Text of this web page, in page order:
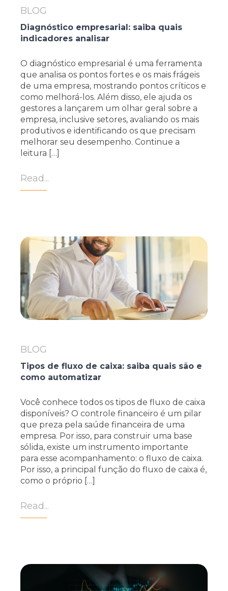
BLOG
Diagnóstico empresarial: saiba quais
indicadores analisar
O diagnóstico empresarial é uma ferramenta
que analisa os pontos fortes e os mais frágeis
de uma empresa, mostrando pontos críticos e
como melhorá-los. Além disso, ele ajuda os
gestores a lançarem um olhar geral sobre a
empresa, inclusive setores, avaliando os mais
produtivos e identificando os que precisam
melhorar seu desempenho. Continue a
leitura […]
Read...
BLOG
Tipos de fluxo de caixa: saiba quais são e
como automatizar
Você conhece todos os tipos de fluxo de caixa
disponíveis? O controle financeiro é um pilar
que preza pela saúde financeira de uma
empresa. Por isso, para construir uma base
sólida, existe um instrumento importante
para esse acompanhamento: o fluxo de caixa.
Por isso, a principal função do fluxo de caixa é,
como o próprio […]
Read...